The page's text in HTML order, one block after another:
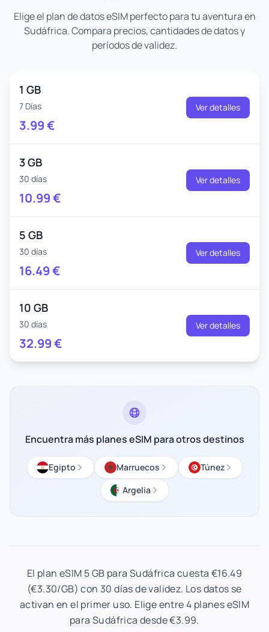
Elige el plan de datos eSIM perfecto para tu aventura en
Sudáfrica. Compara precios, cantidades de datos y
períodos de validez.
1 GB
7 Días
3.99€
Ver detalles
3 GB
30 días
10.99€
Ver detalles
5 GB
30 días
16.49€
Ver detalles
10 GB
30 días
32.99€
Ver detalles
Encuentra más planes eSIM para otros destinos
Egipto Marruecos
Túnez
Argelia
El plan eSIM 5 GB para Sudáfrica cuesta €16.49
(€3.30/GB) con 30 días de validez. Los datos se
activan en el primer uso. Elige entre 4 planes eSIM
para Sudáfrica desde €3.99.